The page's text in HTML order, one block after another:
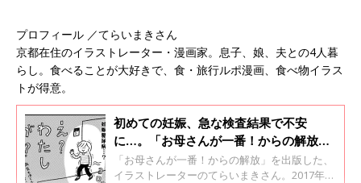
プロフィール ／てらいまきさん
京都在住のイラストレーター・漫画家。息子、娘、夫との4人暮
らし。食べることが大好きで、食・旅行ルポ漫画、食べ物イラス
トが得意。
初めての妊娠、急な検査結果で不安
に…。「お母さんが一番！からの解放」
著者インタビュー
「お母さんが一番！からの解放」を出版した、
イラストレーターのてらいまきさん。2017年に